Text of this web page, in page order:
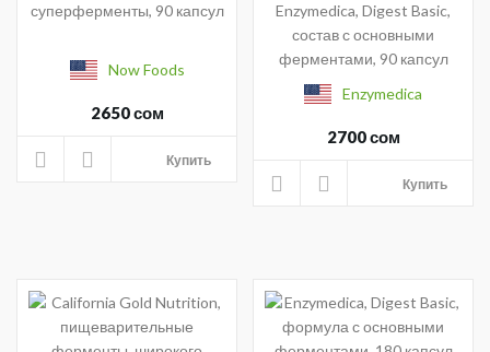
суперферменты, 90 капсул
Now Foods
2650 сом
Купить
Enzymedica, Digest Basic,
состав с основными
ферментами, 90 капсул
Enzymedica
2700 сом
Купить